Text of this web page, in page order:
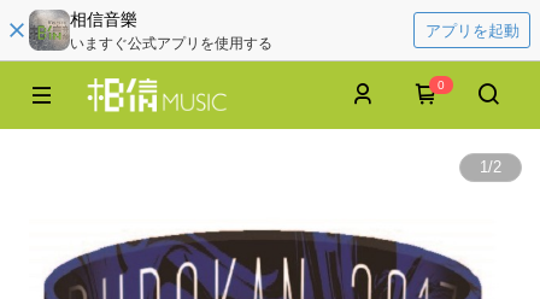
相信音樂
いますぐ公式アプリを使用する
アプリを起動
0
1/2